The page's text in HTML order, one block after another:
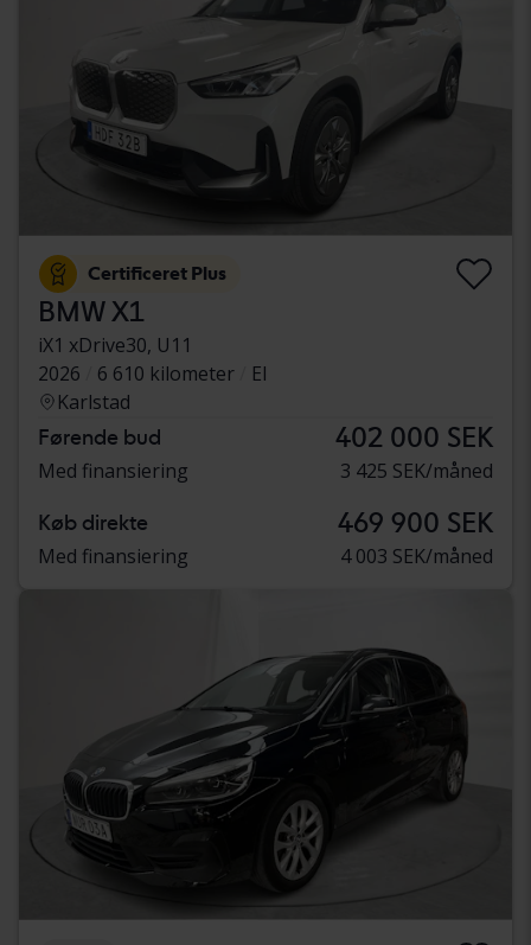
Certificeret Plus
BMW X1
iX1 xDrive30, U11
2026
6 610 kilometer
El
Karlstad
Førende bud 402 000 SEK
Med finansiering 3 425 SEK/måned
Køb direkte 469 900 SEK
Med finansiering 4 003 SEK/måned